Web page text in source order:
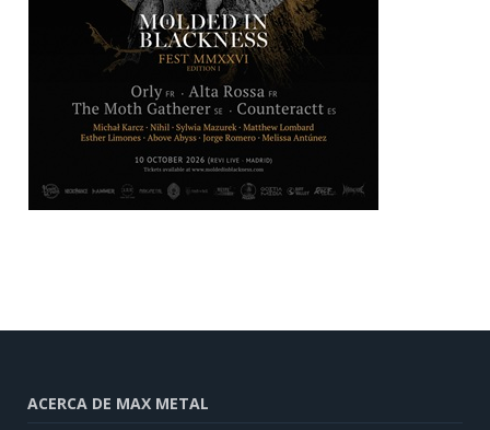
ACERCA DE MAX METAL